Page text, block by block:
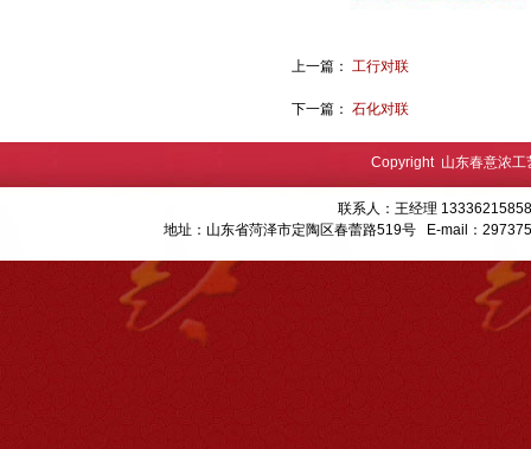
上一篇： 工行对联
下一篇： 石化对联
Copyright 山东春意浓
联系人：王经理
地址：山东省菏泽市定陶区春蕾路519号 E-mail：